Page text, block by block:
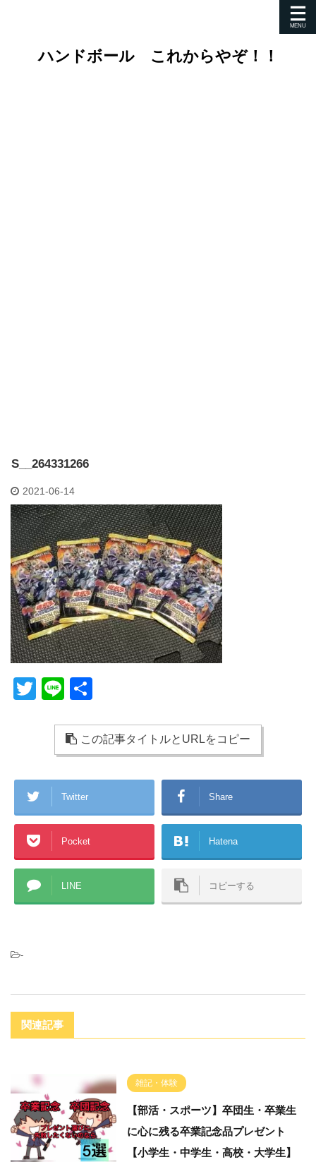
ハンドボール これからやぞ！！
S__264331266
2021-06-14
T
er
Li
e この記事タイトルとURLをコピー
Twitter Share
Pocket Hatena
LINE コピーする
-
関連記事
雑記・体験
【部活・スポーツ】卒団生・卒業生
に心に残る卒業記念品プレゼント
【小学生・中学生・高校・大学生】